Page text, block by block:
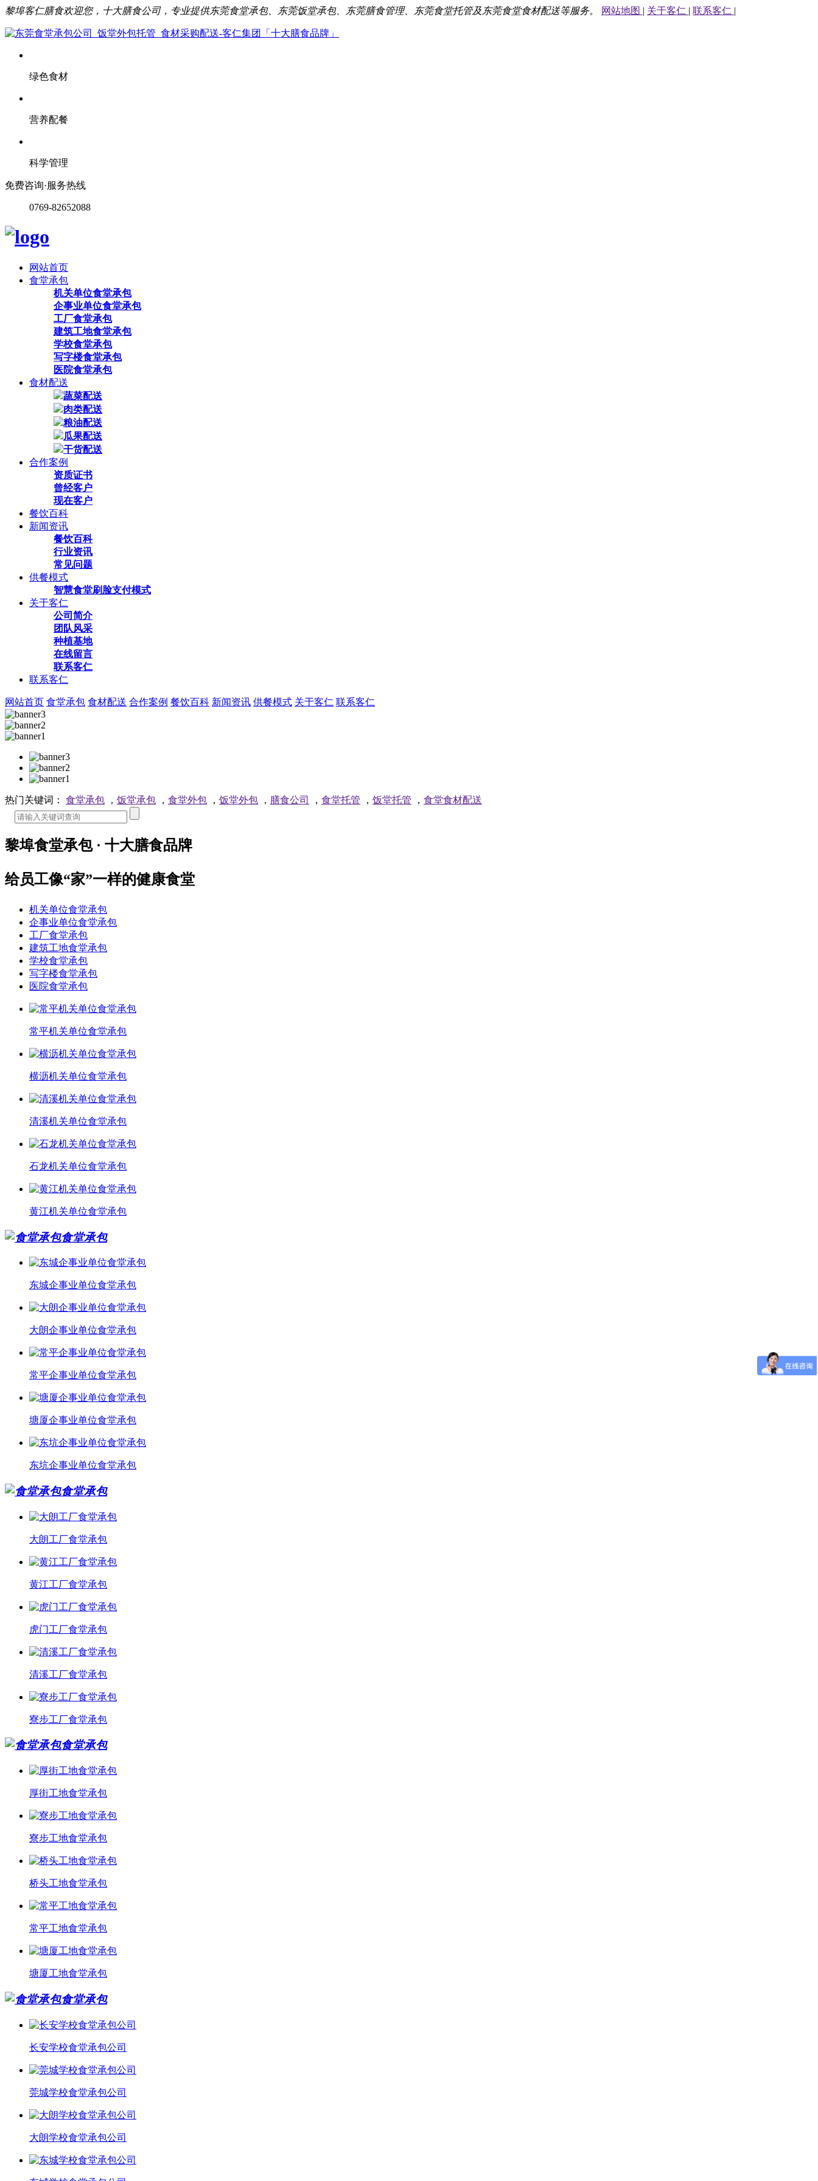
黎埠客仁膳食欢迎您，十大膳食公司，专业提供东莞食堂承包、东莞饭堂承包、东莞膳食管理、东莞食堂托管及东莞食堂食材配送等服务。 网站地图 | 关于客仁 | 联系客仁 |
绿色食材
营养配餐
科学管理
免费咨询·服务热线
0769-82652088
网站首页
食堂承包
机关单位食堂承包
企事业单位食堂承包
工厂食堂承包
建筑工地食堂承包
学校食堂承包
写字楼食堂承包
医院食堂承包
食材配送
蔬菜配送
肉类配送
粮油配送
瓜果配送
干货配送
合作案例
资质证书
曾经客户
现在客户
餐饮百科
新闻资讯
餐饮百科
行业资讯
常见问题
供餐模式
智慧食堂刷脸支付模式
关于客仁
公司简介
团队风采
种植基地
在线留言
联系客仁
联系客仁
网站首页 食堂承包 食材配送 合作案例 餐饮百科 新闻资讯 供餐模式 关于客仁 联系客仁
热门关键词： 食堂承包 ， 饭堂承包 ， 食堂外包 ， 饭堂外包 ， 膳食公司 ， 食堂托管 ， 饭堂托管 ， 食堂食材配送
黎埠食堂承包 · 十大膳食品牌
给员工像“家”一样的健康食堂
机关单位食堂承包
企事业单位食堂承包
工厂食堂承包
建筑工地食堂承包
学校食堂承包
写字楼食堂承包
医院食堂承包
常平机关单位食堂承包
横沥机关单位食堂承包
清溪机关单位食堂承包
石龙机关单位食堂承包
黄江机关单位食堂承包
食堂承包
东城企事业单位食堂承包
大朗企事业单位食堂承包
常平企事业单位食堂承包
塘厦企事业单位食堂承包
东坑企事业单位食堂承包
食堂承包
大朗工厂食堂承包
黄江工厂食堂承包
虎门工厂食堂承包
清溪工厂食堂承包
寮步工厂食堂承包
食堂承包
厚街工地食堂承包
寮步工地食堂承包
桥头工地食堂承包
常平工地食堂承包
塘厦工地食堂承包
食堂承包
长安学校食堂承包公司
莞城学校食堂承包公司
大朗学校食堂承包公司